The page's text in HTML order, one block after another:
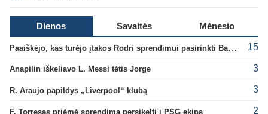
Dienos Savaitės Mėnesio
Paaiškėjo, kas turėjo įtakos Rodri sprendimui pasirinkti Barselonos pusę 15
Anapilin iškeliavo L. Messi tėtis Jorge 3
R. Araujo papildys „Liverpool“ klubą 3
F. Torresas priėmė sprendimą persikelti į PSG ekipą 2